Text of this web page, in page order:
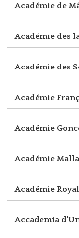
Académie de
Académie des
Académie des
Académie
Académie
Académie
Académie
Accademia